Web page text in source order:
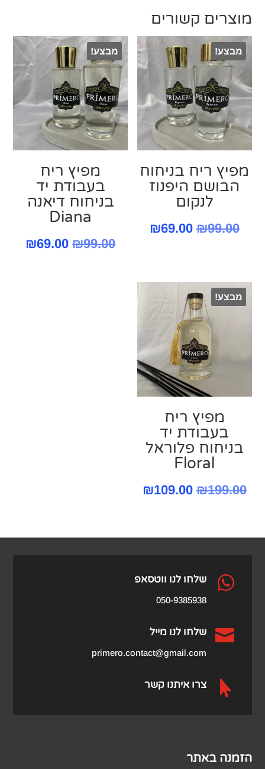
מוצרים קשורים
מבצע!
מפיץ ריח בניחוח
הבושם היפנוז
לנקום
₪99.00
המחיר
₪99.00.
₪69.00
הנוכחי
מבצע!
מפיץ ריח
בעבודת יד
בניחוח דיאנה
Diana
₪99.00
המחיר
₪69.00
מבצע!
מפיץ ריח
בעבודת יד
בניחוח פלוראל
Floral
₪199.00
המחיר₪109.00
 שלחו לנו ווטסאפ
050-9385938
 שלחו לנו מייל
primero.contact@gmail.com
 צרו איתנו קשר
הזמנה באתר